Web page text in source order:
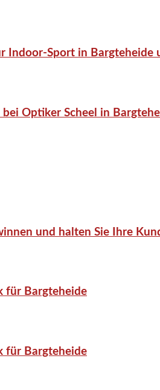
Indoor-Sport in Bargteheide
Optiker Scheel in
und halten Sie Ihre
für Bargteheide
für Bargteheide